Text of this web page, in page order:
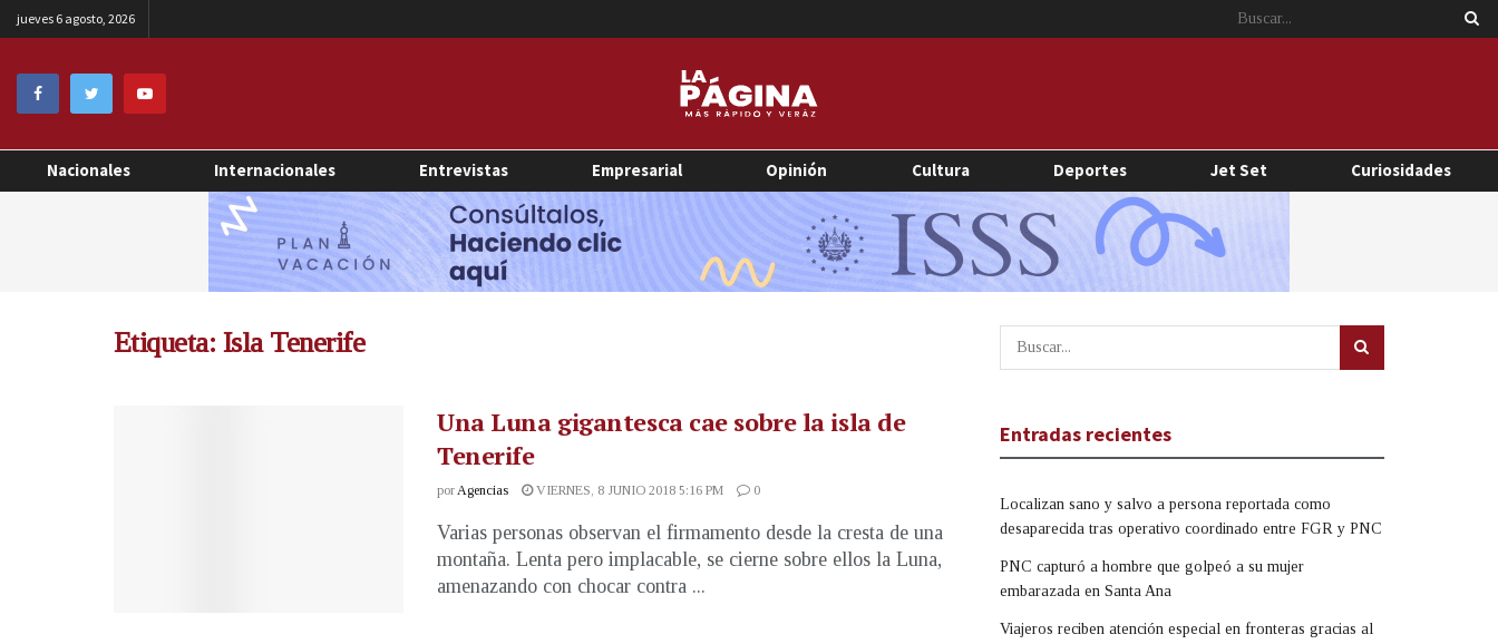
jueves 6 agosto, 2026
Nacionales Internacionales Entrevistas Empresarial Opinión Cultura Deportes Jet Set Curiosidades
Etiqueta: Isla Tenerife
Una Luna gigantesca cae sobre la isla de
Tenerife
porAgencias VIERNES, 8 JUNIO 2018 5:16 PM 0
Varias personas observan el firmamento desde la cresta de una
montaña. Lenta pero implacable, se cierne sobre ellos la Luna,
amenazando con chocar contra ...
Entradas recientes
Localizan sano y salvo a persona reportada como
desaparecida tras operativo coordinado entre FGR y PNC
PNC capturó a hombre que golpeó a su mujer
embarazada en Santa Ana
Viajeros reciben atención especial en fronteras gracias al